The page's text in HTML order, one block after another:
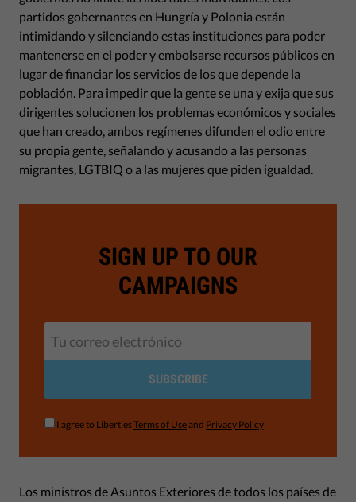
partidos gobernantes en Hungría y Polonia están
intimidando y silenciando estas instituciones para poder
mantenerse en el poder y embolsarse recursos públicos en
lugar de financiar los servicios de los que depende la
población. Para impedir que la gente se una y exija que sus
dirigentes solucionen los problemas económicos y sociales
que han creado, ambos regímenes difunden el odio entre
su propia gente, señalando y acusando a las personas
migrantes, LGTBIQ o a las mujeres que piden igualdad.
SIGN UP TO OUR
CAMPAIGNS
SUBSCRIBE
I agree to LibertiesTerms of Useand Privacy Policy
Los ministros de Asuntos Exteriores de todos los países de